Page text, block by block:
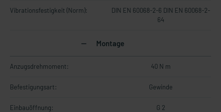
Vibrationsfestigkeit (Norm):
DIN EN 60068-2-6 DIN EN 60068-2-
64
Montage
Anzugsdrehmoment: 40 N m
Befestigungsart: Gewinde
Einbauöffnung: G 2